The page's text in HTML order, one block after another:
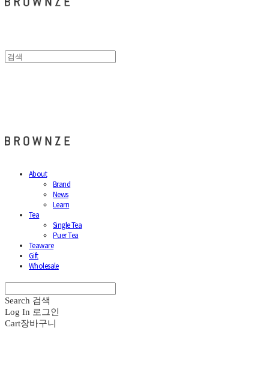
About
Brand
News
Learn
Tea
Single Tea
Puer Tea
Teaware
Gift
Wholesale
Search 검색
Log In 로그인
Cart장바구니